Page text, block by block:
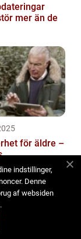
mer än de
för äldre –
indstillinger,
Denne
af websiden